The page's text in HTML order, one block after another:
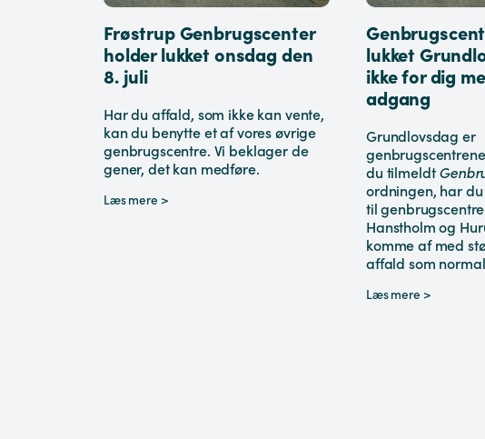
Frøstrup Genbrugscenter
holder lukket onsdag den
8. juli
Har du affald, som ikke kan vente,
kan du benytte et af vores øvrige
genbrugscentre. Vi beklager de
gener, det kan medføre.
Læs mere >
lukket
ikke for dig
adgang
Grundlovsdag er
du tilmeldt
ordningen, har
til
Hanstholm og
komme af med
affald som
Læs mere >